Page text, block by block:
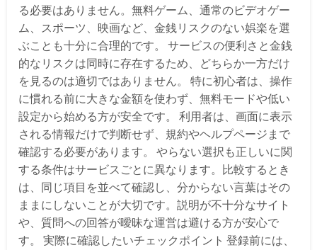
る必要はありません。無料ゲーム、通常のビデオゲー
ム、スポーツ、映画など、金銭リスクのない娯楽を選
ぶことも十分に合理的です。 サービスの便利さと金銭
的なリスクは同時に存在するため、どちらか一方だけ
を見るのは適切ではありません。 特に初心者は、操作
に慣れる前に大きな金額を使わず、無料モードや低い
設定から始める方が安全です。 利用者は、画面に表示
される情報だけで判断せず、規約やヘルプページまで
確認する必要があります。 やらない選択も正しいに関
する条件はサービスごとに異なります。比較するとき
は、同じ項目を並べて確認し、分からない言葉はその
ままにしないことが大切です。説明が不十分なサイト
や、質問への回答が曖昧な運営は避ける方が安心で
す。 実際に確認したいチェックポイント 登録前には、